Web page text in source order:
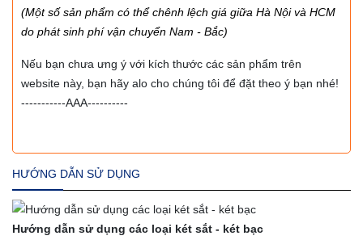
(Một số sản phẩm có thể chênh lệch giá giữa Hà Nội và HCM
do phát sinh phí vận chuyển Nam - Bắc)
Nếu bạn chưa ưng ý với kích thước các sản phẩm trên
website này, bạn hãy alo cho chúng tôi để đặt theo ý bạn nhé!
-----------AAA----------
HƯỚNG DẪN SỬ DỤNG
Hướng dẫn sử dụng các loại két sắt - két bạc